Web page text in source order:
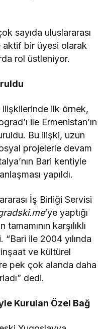
sayıda uluslararası
aktif bir üyesi olarak
rol üstleniyor.
ilişkilerinde ilk örnek,
ile Ermenistan’ın
Bu ilişki, uzun
projelerle devam
Bari kentiyle
yapıldı.
İş Birliği Servisi
‘ye yaptığı
karşılıklı
“Bari ile 2004 yılında
ve kültürel
pek çok alanda daha
dedi.
Kurulan Özel Bağ